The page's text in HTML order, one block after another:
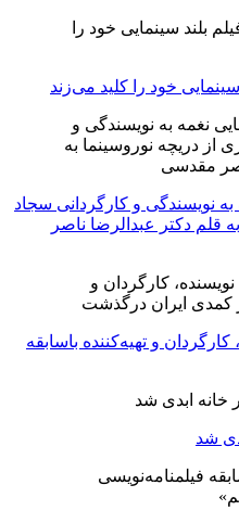
خود را کلید می‌زند
به نویسندگی و کارگردانی سجاد
قلم دکتر عبدالرضا ناصر
و تهیه‌کننده باسابقه
شد